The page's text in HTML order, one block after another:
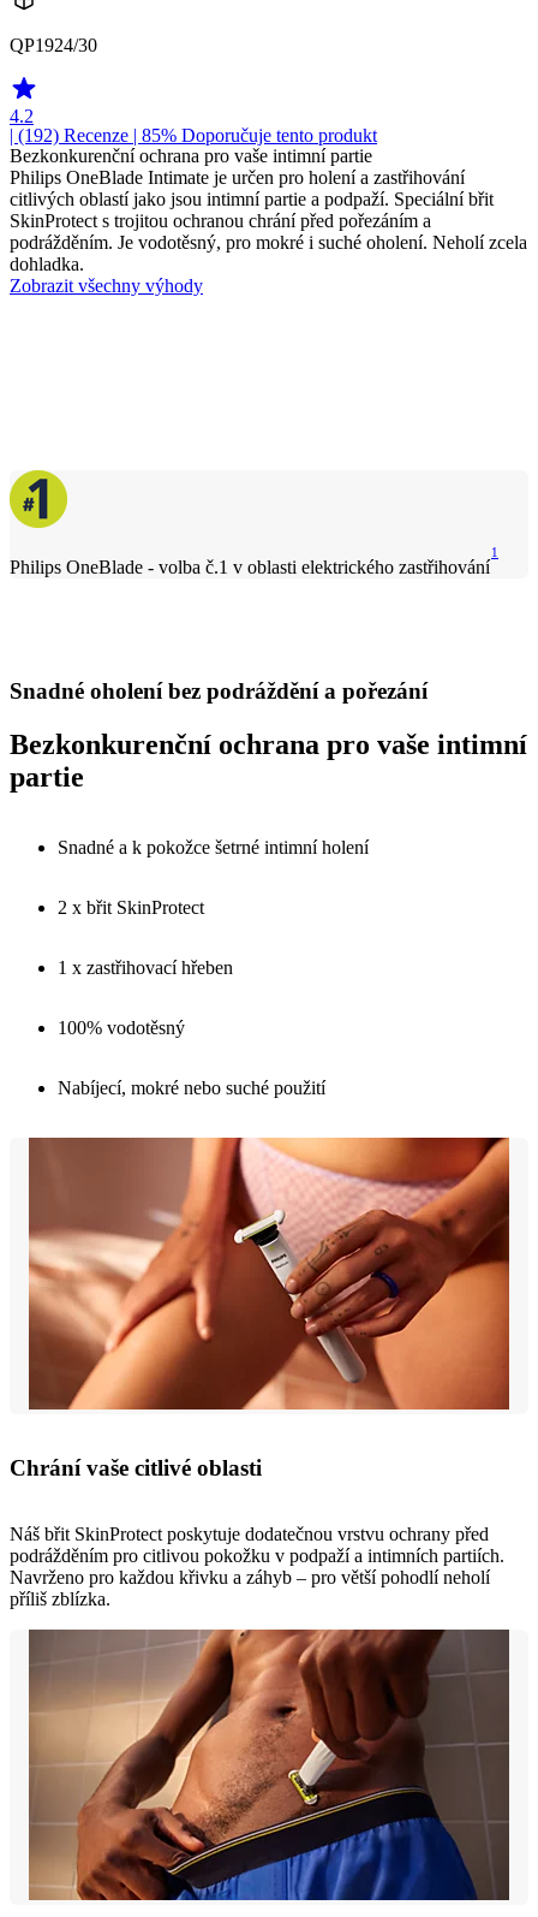
QP1924/30
4.2
| (192) Recenze | 85% Doporučuje tento produkt
Bezkonkurenční ochrana pro vaše intimní partie
Philips OneBlade Intimate je určen pro holení a zastřihování
citlivých oblastí jako jsou intimní partie a podpaží. Speciální břit
SkinProtect s trojitou ochranou chrání před pořezáním a
podrážděním. Je vodotěsný, pro mokré i suché oholení. Neholí zcela
dohladka.
Zobrazit všechny výhody
Philips OneBlade - volba č.1 v oblasti elektrického zastřihování
1
Snadné oholení bez podráždění a pořezání
Bezkonkurenční ochrana pro vaše intimní
partie
Snadné a k pokožce šetrné intimní holení
2 x břit SkinProtect
1 x zastřihovací hřeben
100% vodotěsný
Nabíjecí, mokré nebo suché použití
Chrání vaše citlivé oblasti
Náš břit SkinProtect poskytuje dodatečnou vrstvu ochrany před
podrážděním pro citlivou pokožku v podpaží a intimních partiích.
Navrženo pro každou křivku a záhyb – pro větší pohodlí neholí
příliš zblízka.